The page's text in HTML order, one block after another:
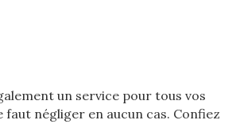
un service pour tous vos
faut négliger en aucun cas. Confiez